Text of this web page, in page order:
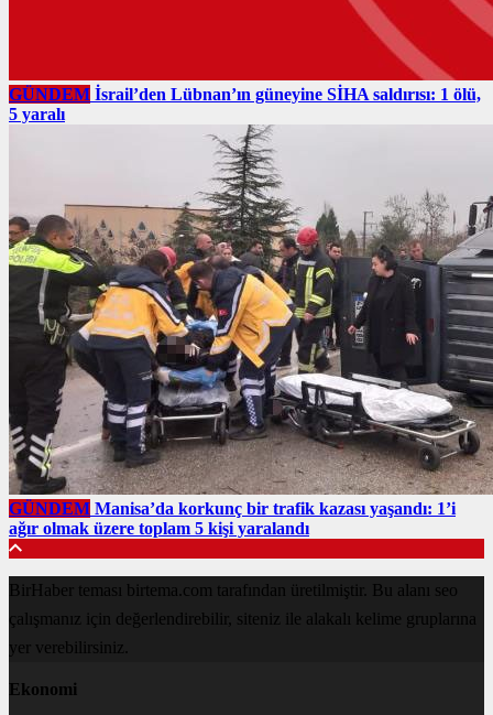
GÜNDEM İsrail’den Lübnan’ın güneyine SİHA saldırısı: 1 ölü,
5 yaralı
GÜNDEM Manisa’da korkunç bir trafik kazası yaşandı: 1’i
ağır olmak üzere toplam 5 kişi yaralandı
BirHaber teması birtema.com tarafından üretilmiştir. Bu alanı seo
çalışmanız için değerlendirebilir, siteniz ile alakalı kelime gruplarına
yer verebilirsiniz.
Ekonomi